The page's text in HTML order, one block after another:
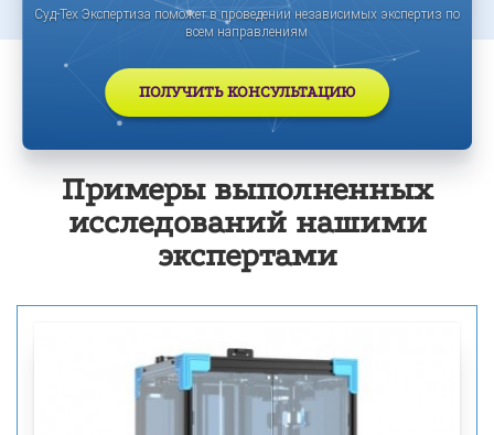
Суд-Тех Экспертиза поможет в проведении независимых экспертиз по
всем направлениям
ПОЛУЧИТЬ КОНСУЛЬТАЦИЮ
Примеры выполненных
исследований нашими
экспертами